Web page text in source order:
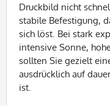
Druckbild nicht
stabile Befestigung,
sich löst. Bei stark
intensive Sonne,
sollten Sie gezielt
ausdrücklich auf
ist.